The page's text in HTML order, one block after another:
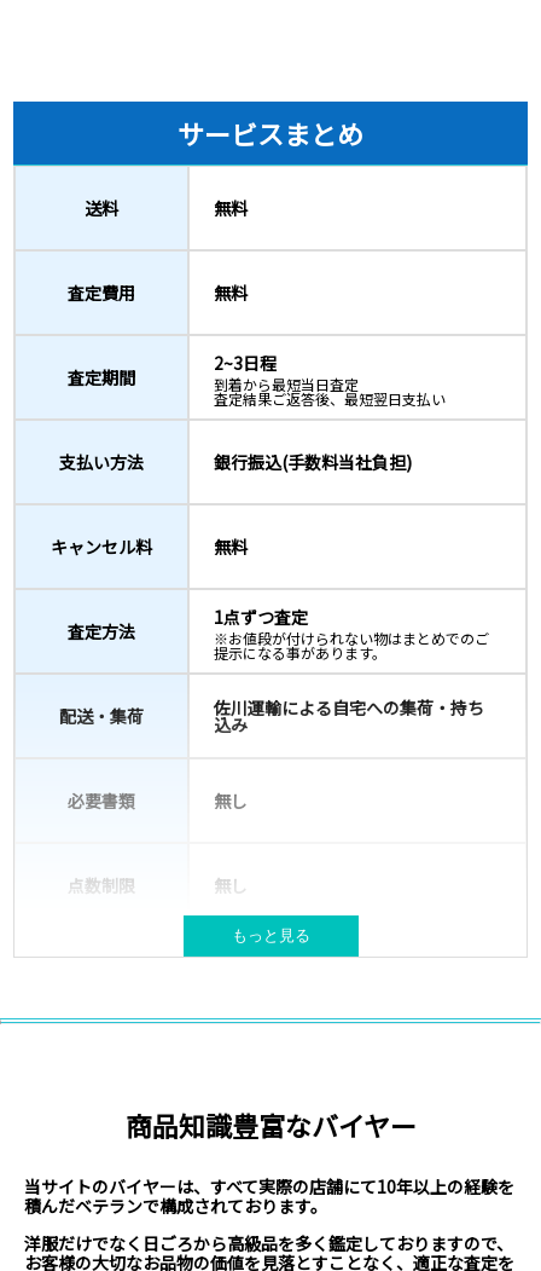
サービスまとめ
送料 無料
査定費用 無料
査定期間
2~3日程
到着から最短当日査定
査定結果ご返答後、最短翌日支払い
支払い方法 銀行振込(手数料当社負担)
キャンセル料 無料
査定方法
1点ずつ査定
※お値段が付けられない物はまとめでのご
提示になる事があります。
配送・集荷 佐川運輸による自宅への集荷・持ち
込み
必要書類 無し
点数制限 無し
宅配キット(バッグ)が必要な場合は送
対応エリア
北海道、本州、四国、九州
※現在、沖縄県・離島からのお申込みは対
もっと見る
商品知識豊富なバイヤー
当サイトのバイヤーは、すべて実際の店舗にて10年以上の経験を
積んだベテランで構成されております。
洋服だけでなく日ごろから高級品を多く鑑定しておりますので、
お客様の大切なお品物の価値を見落とすことなく、適正な査定を